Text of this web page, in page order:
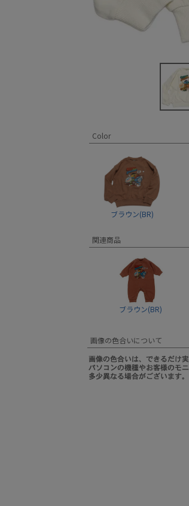
Color
ブラウン(BR)
関連商品
ブラウン(BR)
画像の色合いについて